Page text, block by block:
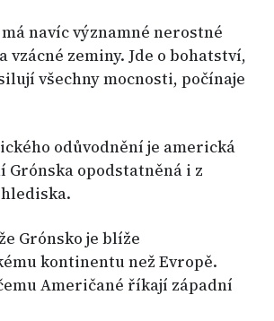
navíc významné nerostné
vzácné zeminy. Jde o bohatství,
všechny mocnosti, počínaje
odůvodnění je americká
Grónska opodstatněná i z
Grónsko je blíže
kontinentu než Evropě.
Američané říkají západní